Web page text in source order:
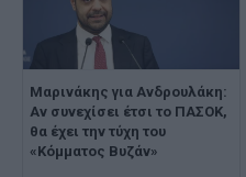
Μαρινάκης για Ανδρουλάκη:
Αν συνεχίσει έτσι το ΠΑΣΟΚ,
θα έχει την τύχη του
«Κόμματος Βυζάν»